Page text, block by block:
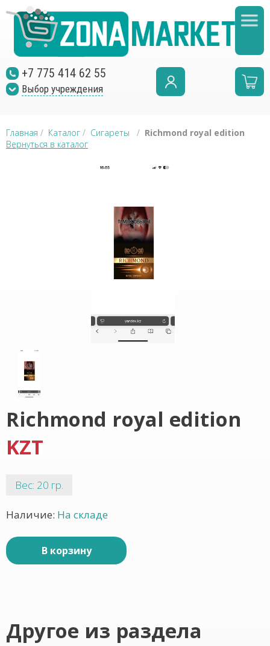
+7 775 414 62 55
Выбор учреждения
Главная / Каталог / Сигареты / Richmond royal edition
Вернуться в каталог
Richmond royal edition
KZT
Вес: 20 гр.
Наличие: На складе
В корзину
Другое из раздела